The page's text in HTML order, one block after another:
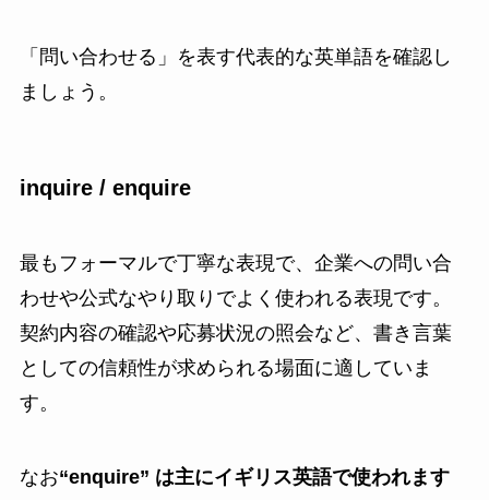
「問い合わせる」を表す代表的な英単語を確認し
ましょう。
inquire / enquire
最もフォーマルで丁寧な表現で、企業への問い合
わせや公式なやり取りでよく使われる表現です。
契約内容の確認や応募状況の照会など、書き言葉
としての信頼性が求められる場面に適していま
す。
なお“enquire” は主にイギリス英語で使われます